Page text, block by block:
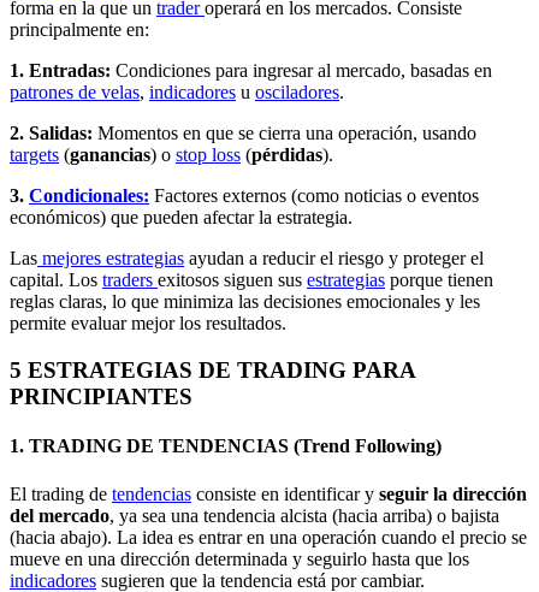
forma en la que un traderoperará en los mercados. Consiste
principalmente en:
1. Entradas: Condiciones para ingresar al mercado, basadas en
patrones de velas, indicadores u osciladores.
2. Salidas: Momentos en que se cierra una operación, usando
targets (ganancias) o stop loss (pérdidas).
3. Condicionales: Factores externos (como noticias o eventos
económicos) que pueden afectar la estrategia.
Las mejores estrategias ayudan a reducir el riesgo y proteger el
capital. Los traders exitosos siguen sus estrategias porque tienen
reglas claras, lo que minimiza las decisiones emocionales y les
permite evaluar mejor los resultados.
5 ESTRATEGIAS DE TRADING PARA
PRINCIPIANTES
1. TRADING DE TENDENCIAS (Trend Following)
El trading de tendencias consiste en identificar y seguir la dirección
del mercado, ya sea una tendencia alcista (hacia arriba) o bajista
(hacia abajo). La idea es entrar en una operación cuando el precio se
mueve en una dirección determinada y seguirlo hasta que los
indicadores sugieren que la tendencia está por cambiar.